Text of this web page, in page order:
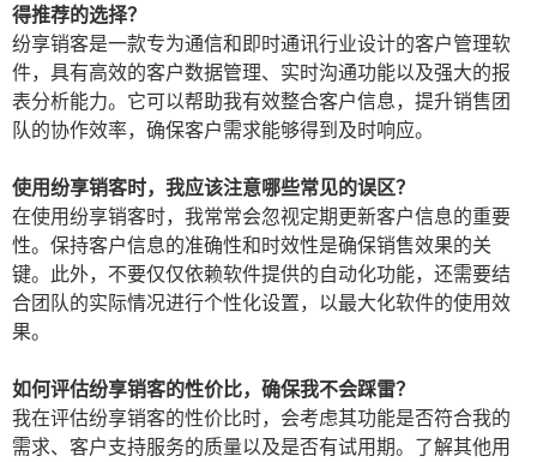
得推荐的选择？
纷享销客是一款专为通信和即时通讯行业设计的客户管理软
件，具有高效的客户数据管理、实时沟通功能以及强大的报
表分析能力。它可以帮助我有效整合客户信息，提升销售团
队的协作效率，确保客户需求能够得到及时响应。
使用纷享销客时，我应该注意哪些常见的误区？
在使用纷享销客时，我常常会忽视定期更新客户信息的重要
性。保持客户信息的准确性和时效性是确保销售效果的关
键。此外，不要仅仅依赖软件提供的自动化功能，还需要结
合团队的实际情况进行个性化设置，以最大化软件的使用效
果。
如何评估纷享销客的性价比，确保我不会踩雷？
我在评估纷享销客的性价比时，会考虑其功能是否符合我的
需求、客户支持服务的质量以及是否有试用期。了解其他用